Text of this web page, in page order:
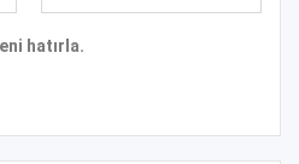
hatırla.